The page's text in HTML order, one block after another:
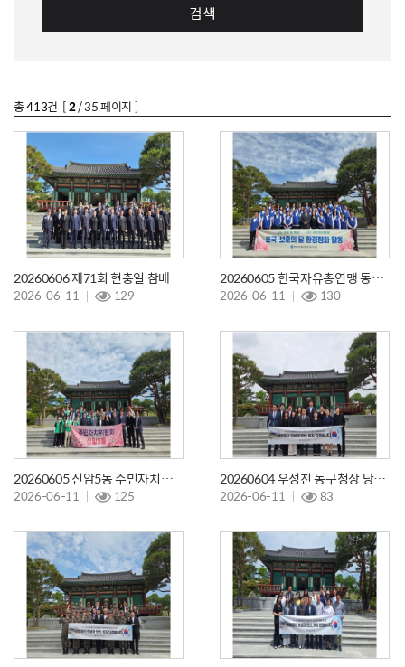
검색
총413건 [2/ 35 페이지 ]
20260606 제71회 현충일 참배
2026-06-11 129
20260605 한국자유총연맹 동구지회 참배
2026-06-11 130
20260605 신암5동 주민자치위원회 참배
2026-06-11 125
20260604 우성진 동구청장 당선인 참배
2026-06-11 83